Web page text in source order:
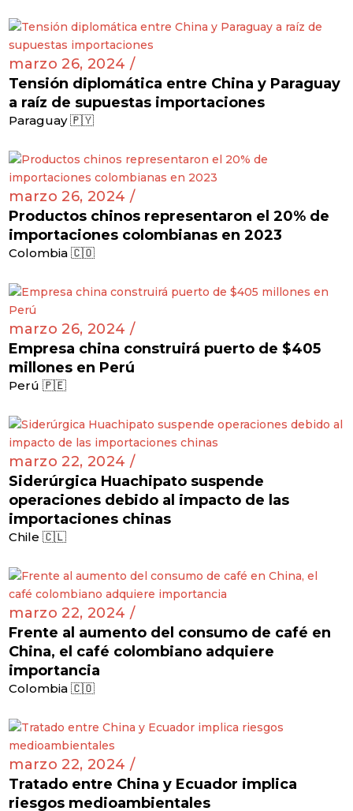
Brasil 🇧🇷
marzo 26, 2024 /
Tensión diplomática entre China y Paraguay
Paraguay 🇵🇾
marzo 26, 2024 /
Productos chinos representaron el 20% de
Colombia 🇨🇴
marzo 26, 2024 /
Empresa china construirá puerto de $405
Perú 🇵🇪
marzo 22, 2024 /
Siderúrgica Huachipato suspende
operaciones debido al impacto de las
Chile 🇨🇱
marzo 22, 2024 /
Frente al aumento del consumo de café en
China, el café colombiano adquiere
Colombia 🇨🇴
marzo 22, 2024 /